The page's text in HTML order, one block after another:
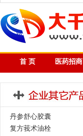
首 页 医药招商
丹参舒心胶囊
复方莪术油栓